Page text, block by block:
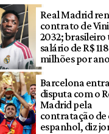
Real Madrid
contrato de
2032; brasileiro
salário de R$ 118
milhões por ano
Barcelona
disputa com o
Madrid pela
contratação de
espanhol, diz